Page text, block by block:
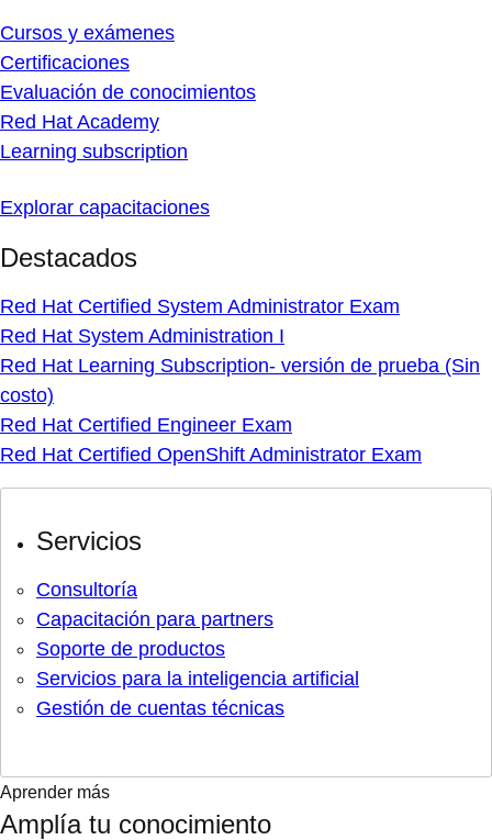
Cursos y exámenes
Certificaciones
Evaluación de conocimientos
Red Hat Academy
Learning subscription
Explorar capacitaciones
Destacados
Red Hat Certified System Administrator Exam
Red Hat System Administration I
Red Hat Learning Subscription- versión de prueba (Sin
costo)
Red Hat Certified Engineer Exam
Red Hat Certified OpenShift Administrator Exam
Servicios
Consultoría
Capacitación para partners
Soporte de productos
Servicios para la inteligencia artificial
Gestión de cuentas técnicas
Aprender más
Amplía tu conocimiento